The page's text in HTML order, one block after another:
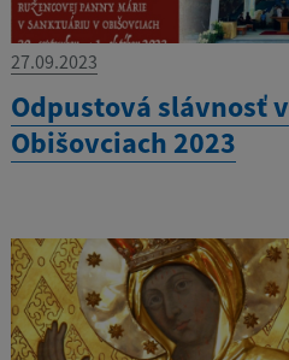
27.09.2023
Odpustová slávnosť v
Obišovciach 2023